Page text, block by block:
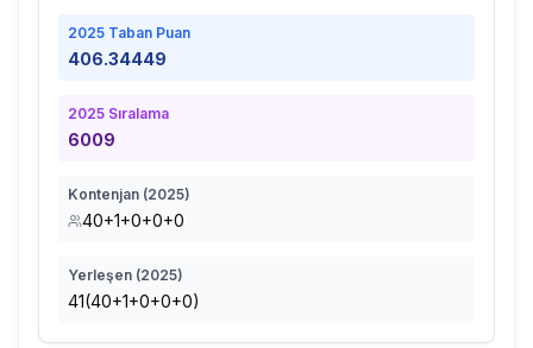
2025 Taban Puan
406.34449
2025 Sıralama
6009
Kontenjan (2025)
40+1+0+0+0
Yerleşen (2025)
41(40+1+0+0+0)